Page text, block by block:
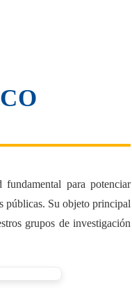
fundamental para potenciar
públicas. Su objeto principal
grupos de investigación